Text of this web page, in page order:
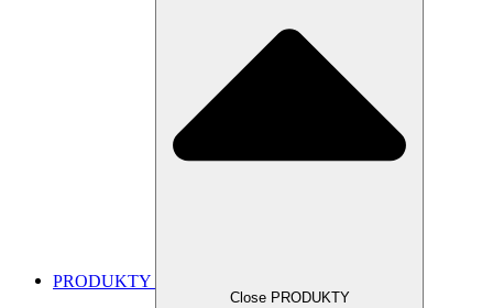
PRODUKTY
Close PRODUKTY